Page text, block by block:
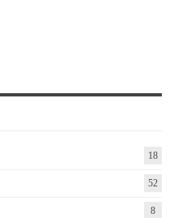
18
52
8